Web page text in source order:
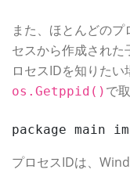
また、ほとんどの
セスから作成され
ロセスIDを知りた
os.Getppid() で
package main
プロセスIDは、